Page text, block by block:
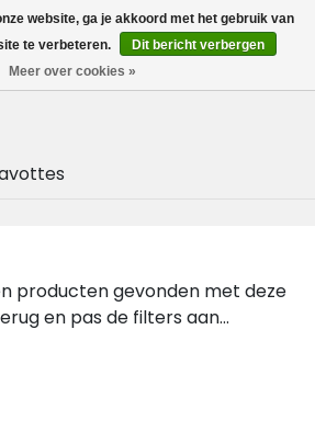
MENU
0
producten gevonden met deze
en pas de filters aan...
website, ga je akkoord met het gebruik van
te verbeteren.
Dit bericht verbergen
Meer over cookies »